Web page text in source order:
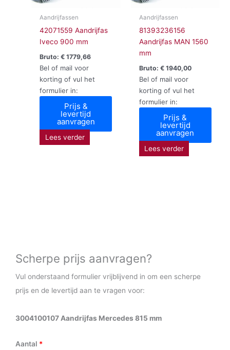
Aandrijfassen
42071559 Aandrijfas
Iveco 900 mm
Bruto:€ 1779,66
Bel of mail voor
korting of vul het
formulier in:
Prijs &
levertijd
aanvragen
Lees verder
Aandrijfassen
81393236156
Aandrijfas MAN 1560
mm
Bruto: €1940,00
Bel of mail voor
korting of vul het
formulier in:
Prijs &
levertijd
aanvragen
Lees verder
Scherpe prijs aanvragen?
Vul onderstaand formulier vrijblijvend in om een scherpe
prijs en de levertijd aan te vragen voor:
3004100107 Aandrijfas Mercedes 815 mm
Aantal